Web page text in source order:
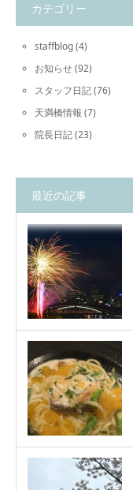
カテゴリー
staffblog(4)
お知らせ(92)
スタッフ日記(76)
天満橋情報 (7)
院長日記(23)
最近の記事